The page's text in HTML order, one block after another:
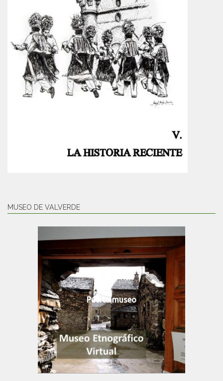
MUSEO DE VALVERDE
Puerta museo